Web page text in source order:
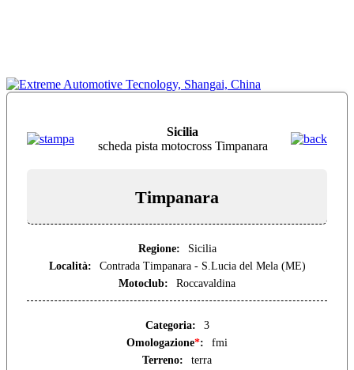
Sicilia
scheda pista motocross Timpanara
Timpanara
Regione:
Sicilia
Località:
Contrada Timpanara - S.Lucia del Mela (ME)
Motoclub:
Roccavaldina
Categoria:
3
Omologazione*:
fmi
Terreno:
terra